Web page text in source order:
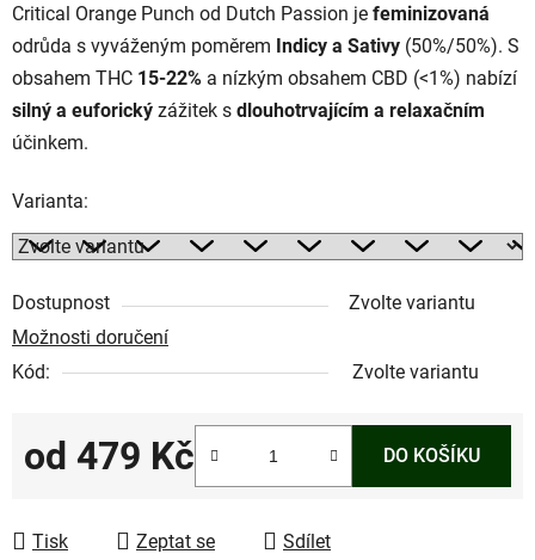
Critical Orange Punch od Dutch Passion je feminizovaná
odrůda s vyváženým poměrem Indicy a Sativy (50%/50%). S
obsahem THC 15-22% a nízkým obsahem CBD (<1%) nabízí
silný a euforický zážitek s dlouhotrvajícím a relaxačním
účinkem.
Varianta:
Dostupnost
Zvolte variantu
Možnosti doručení
Kód:
Zvolte variantu
od 479 Kč DO KOŠÍKU
Tisk Zeptat se Sdílet